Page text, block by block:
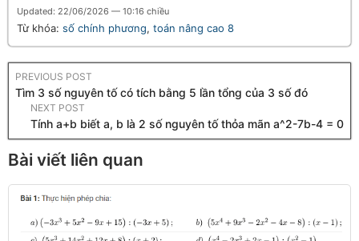
Updated: 22/06/2026 — 10:16 chiều
Từ khóa: số chính phương, toán nâng cao 8
PREVIOUS POST
Tìm 3 số nguyên tố có tích bằng 5 lần tổng của 3 số đó
NEXT POST
Tính a+b biết a, b là 2 số nguyên tố thỏa mãn a^2-7b-4 = 0
Bài viết liên quan